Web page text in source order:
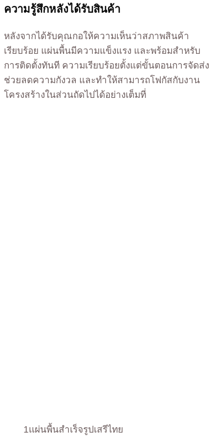
ความรู้สึกหลังได้รับสินค้า
หลังจากได้รับคุณกอให้ความเห็นว่าสภาพสินค้า
เรียบร้อย แผ่นพื้นมีความแข็งแรง และพร้อมสำหรับ
การติดตั้งทันที ความเรียบร้อยตั้งแต่ขั้นตอนการจัดส่ง
ช่วยลดความกังวล และทำให้สามารถโฟกัสกับงาน
โครงสร้างในส่วนถัดไปได้อย่างเต็มที่
1เเผ่นพื้นสำเร็จรูปเสรีไทย